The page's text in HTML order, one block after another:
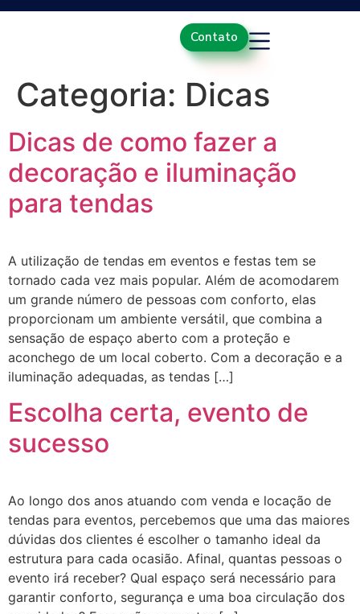
Contato
Categoria: Dicas
Dicas de como fazer a
decoração e iluminação
para tendas
A utilização de tendas em eventos e festas tem se
tornado cada vez mais popular. Além de acomodarem
um grande número de pessoas com conforto, elas
proporcionam um ambiente versátil, que combina a
sensação de espaço aberto com a proteção e
aconchego de um local coberto. Com a decoração e a
iluminação adequadas, as tendas […]
Escolha certa, evento de
sucesso
Ao longo dos anos atuando com venda e locação de
tendas para eventos, percebemos que uma das maiores
dúvidas dos clientes é escolher o tamanho ideal da
estrutura para cada ocasião. Afinal, quantas pessoas o
evento irá receber? Qual espaço será necessário para
garantir conforto, segurança e uma boa circulação dos